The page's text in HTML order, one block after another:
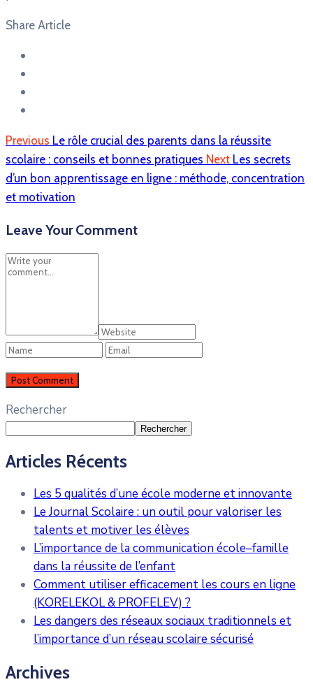
Share Article
Previous Le rôle crucial des parents dans la réussite
scolaire : conseils et bonnes pratiques Next Les secrets
d’un bon apprentissage en ligne : méthode, concentration
et motivation
Leave Your Comment
Rechercher
Rechercher
Articles Récents
Les 5 qualités d’une école moderne et innovante
Le Journal Scolaire : un outil pour valoriser les
talents et motiver les élèves
L’importance de la communication école–famille
dans la réussite de l’enfant
Comment utiliser efficacement les cours en ligne
(KORELEKOL & PROFELEV) ?
Les dangers des réseaux sociaux traditionnels et
l’importance d’un réseau scolaire sécurisé
Archives